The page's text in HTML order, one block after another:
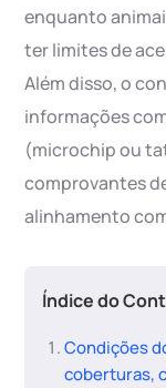
enquanto
ter limites de
Além disso, o
informações
(microchip ou
comprovantes
alinhamento
Índice do
Condições
coberturas,